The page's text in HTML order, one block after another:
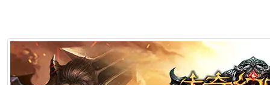
2026年7月1日 22:57
[生肖解说] 一部已经下线的电影，凭什么让陈道明袁和平吴京跑一趟兰